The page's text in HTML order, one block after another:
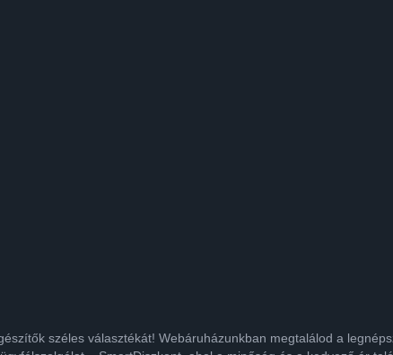
széles választékát! Webáruházunkban megtalálod a